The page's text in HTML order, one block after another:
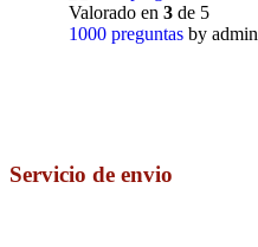
Valorado en 3 de 5
1000 preguntas by admin
Servicio de envio